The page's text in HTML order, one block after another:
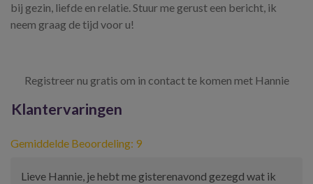
bij gezin, liefde en relatie. Stuur me gerust een bericht, ik
neem graag de tijd voor u!
Registreer nu gratis om in contact te komen met Hannie
Klantervaringen
Gemiddelde Beoordeling: 9
Lieve Hannie, je hebt me gisterenavond gezegd wat ik